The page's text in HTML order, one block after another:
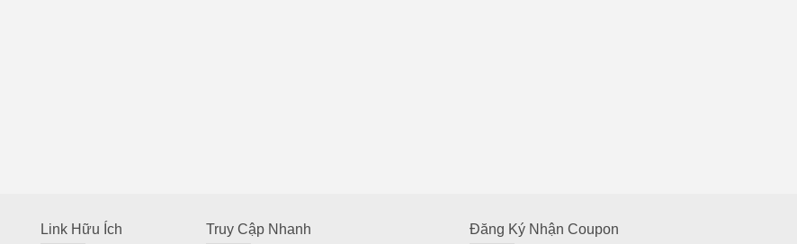
Link Hữu Ích Truy Cập Nhanh Đăng Ký Nhận Coupon